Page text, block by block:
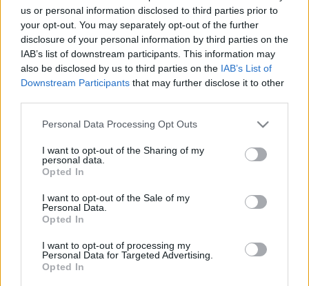
us or personal information disclosed to third parties prior to
your opt-out. You may separately opt-out of the further
disclosure of your personal information by third parties on the
IAB’s list of downstream participants. This information may
also be disclosed by us to third parties on the IAB’s List of
Downstream Participants that may further disclose it to other
Please note that this website/app uses one or more Google
not limited to your visit or usage behaviour. You may click to
grant or deny consent to Google and its third-party tags to
use your data for below specified purposes in below Google
consent section.
Personal Data Processing Opt Outs
I want to opt-out of the Sharing of my
personal data.
Opted In
I want to opt-out of the Sale of my
Personal Data.
Opted In
I want to opt-out of processing my
Personal Data for Targeted Advertising.
Opted In
Amire többmillióan vártunk: szombattól
másodfokúra csökken a riasztás
Helyi hírek
Látlelet a hazai víziközművekről?
Bicske vízellátása
termeléssel tehermentesíti a
villamosenergia-rendszert a STRABAG